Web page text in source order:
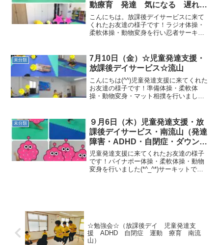
動療育 発達 気になる 遅れ
運動遊び 柳沢運動プログラム
南流山）
こんにちは。放課後デイサービスに来て
くれたお友達の様子です！ラジオ体操・
柔軟体操・動物変身を行い忍者サーキッ
に鉄棒でつばめに変身し、最後は敵のお
城でジャンプを１０回しまし...
未分類
7月10日（金）☆児童発達支援・
放課後デイサービス☆流山
こんにちは(^^)児童発達支援に来てくれた
お友達の様子です！準備体操・柔軟体
操・動物変身・マット相撲を行いました
ート・前転を行いました！ 午後の、放課
後デイサー...
未分類
９月6日（木）児童発達支援・放
課後デイサービス・南流山（発達
障害・ADHD・自閉症・ダウン
症・姿勢が悪い・体幹・粗大運
動・発語）
児童発達支援に来てくれたお友達の様子
です！パイナポー体操・柔軟体操・動物
変身を行いました(*^_^*)サーキットで
☆勉強会☆（放課後デイ 児童発達支
援 ADHD 自閉症 運動 療育 南流
山）